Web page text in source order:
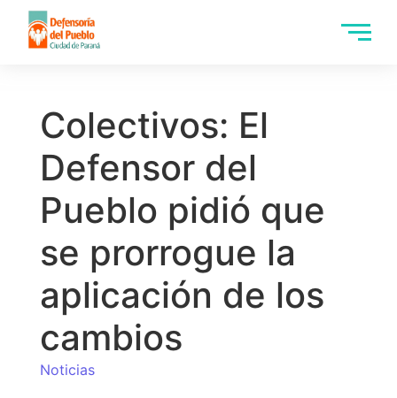
Colectivos: El
Defensor del
Pueblo pidió que
se prorrogue la
aplicación de los
cambios
Noticias